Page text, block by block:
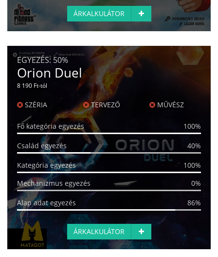
ÁRKALKULÁTOR
EGYEZÉS: 50%
Orion Duel
8 190 Ft-tól
SZÉRIA TERVEZŐ MŰVÉSZ
Fő kategória egyezés 100%
Család egyezés 40%
Kategória egyezés
100%
Mechanizmus egyezés
0%
Alap adat egyezés 86%
ÁRKALKULÁTOR